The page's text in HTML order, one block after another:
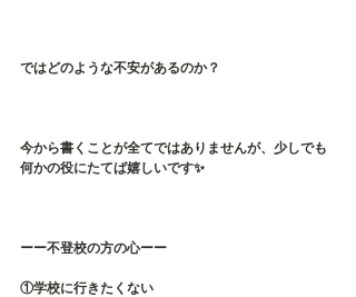
ではどのような不安があるのか？
今から書くことが全てではありませんが、少しでも
何かの役にたてば嬉しいです✨
ーー不登校の方の心ーー
①学校に行きたくない